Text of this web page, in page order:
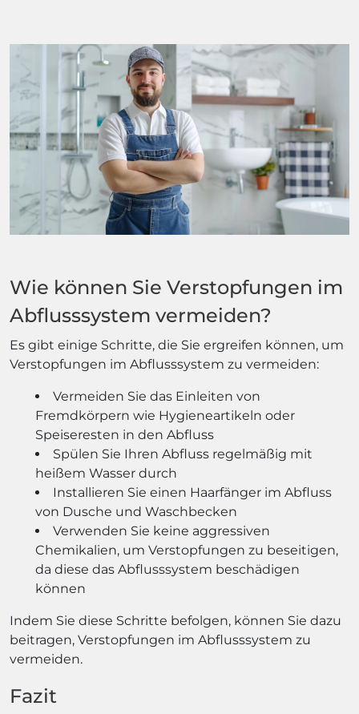
Wie können Sie Verstopfungen im
Abflusssystem vermeiden?
Es gibt einige Schritte, die Sie ergreifen können, um
Verstopfungen im Abflusssystem zu vermeiden:
Vermeiden Sie das Einleiten von
Fremdkörpern wie Hygieneartikeln oder
Speiseresten in den Abfluss
Spülen Sie Ihren Abfluss regelmäßig mit
heißem Wasser durch
Installieren Sie einen Haarfänger im Abfluss
von Dusche und Waschbecken
Verwenden Sie keine aggressiven
Chemikalien, um Verstopfungen zu beseitigen,
da diese das Abflusssystem beschädigen
können
Indem Sie diese Schritte befolgen, können Sie dazu
beitragen, Verstopfungen im Abflusssystem zu
vermeiden.
Fazit